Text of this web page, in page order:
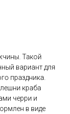
Такой
вариант для
праздника.
краба
черри и
в виде